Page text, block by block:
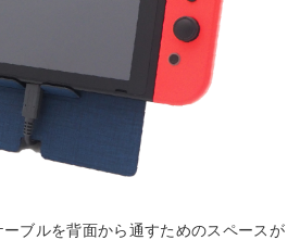
ーブルを背面から通すためのスペースが